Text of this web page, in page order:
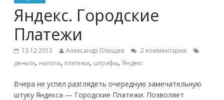
Яндекс. Городские
Платежи
13.12.2013 Александр Плющев
2 комментария
деньги, налоги, платежи, штрафы,Яндекс
Вчера не успел разглядеть очередную замечательную
штуку Яндекса — Городские Платежи. Позволяет